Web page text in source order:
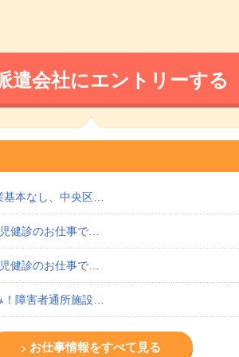
遣会社にエントリーする
本なし、中央区…
健診のお仕事で…
健診のお仕事で…
障害者通所施設…
お仕事情報をすべて見る